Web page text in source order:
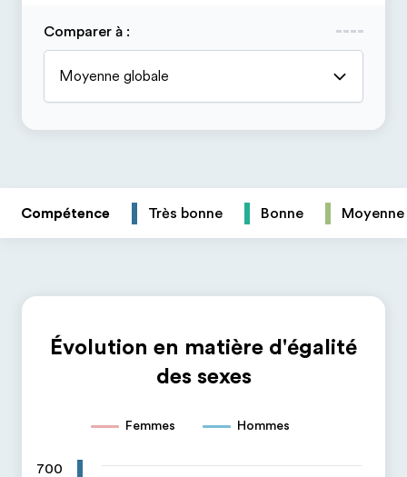
Comparer à :
Moyenne globale
Compétence Très bonne Bonne Moyenne
Évolution en matière d'égalité
des sexes
Femmes Hommes
700